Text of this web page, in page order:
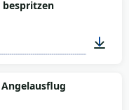
bespritzen